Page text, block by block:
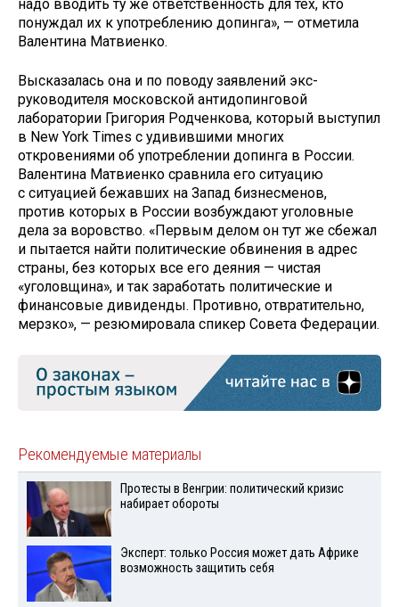
надо вводить ту же ответственность для тех, кто
понуждал их к употреблению допинга», — отметила
Валентина Матвиенко.
Высказалась она и по поводу заявлений экс-
руководителя московской антидопинговой
лаборатории Григория Родченкова, который выступил
в New York Times с удивившими многих
откровениями об употреблении допинга в России.
Валентина Матвиенко сравнила его ситуацию
с ситуацией бежавших на Запад бизнесменов,
против которых в России возбуждают уголовные
дела за воровство. «Первым делом он тут же сбежал
и пытается найти политические обвинения в адрес
страны, без которых все его деяния — чистая
«уголовщина», и так заработать политические и
финансовые дивиденды. Противно, отвратительно,
мерзко», — резюмировала спикер Совета Федерации.
Рекомендуемые материалы
Протесты в Венгрии: политический кризис
набирает обороты
Эксперт: только Россия может дать Африке
возможность защитить себя